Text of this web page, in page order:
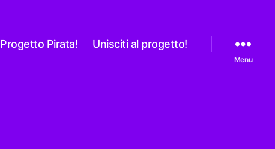
Progetto Pirata! Unisciti al progetto!
Menu